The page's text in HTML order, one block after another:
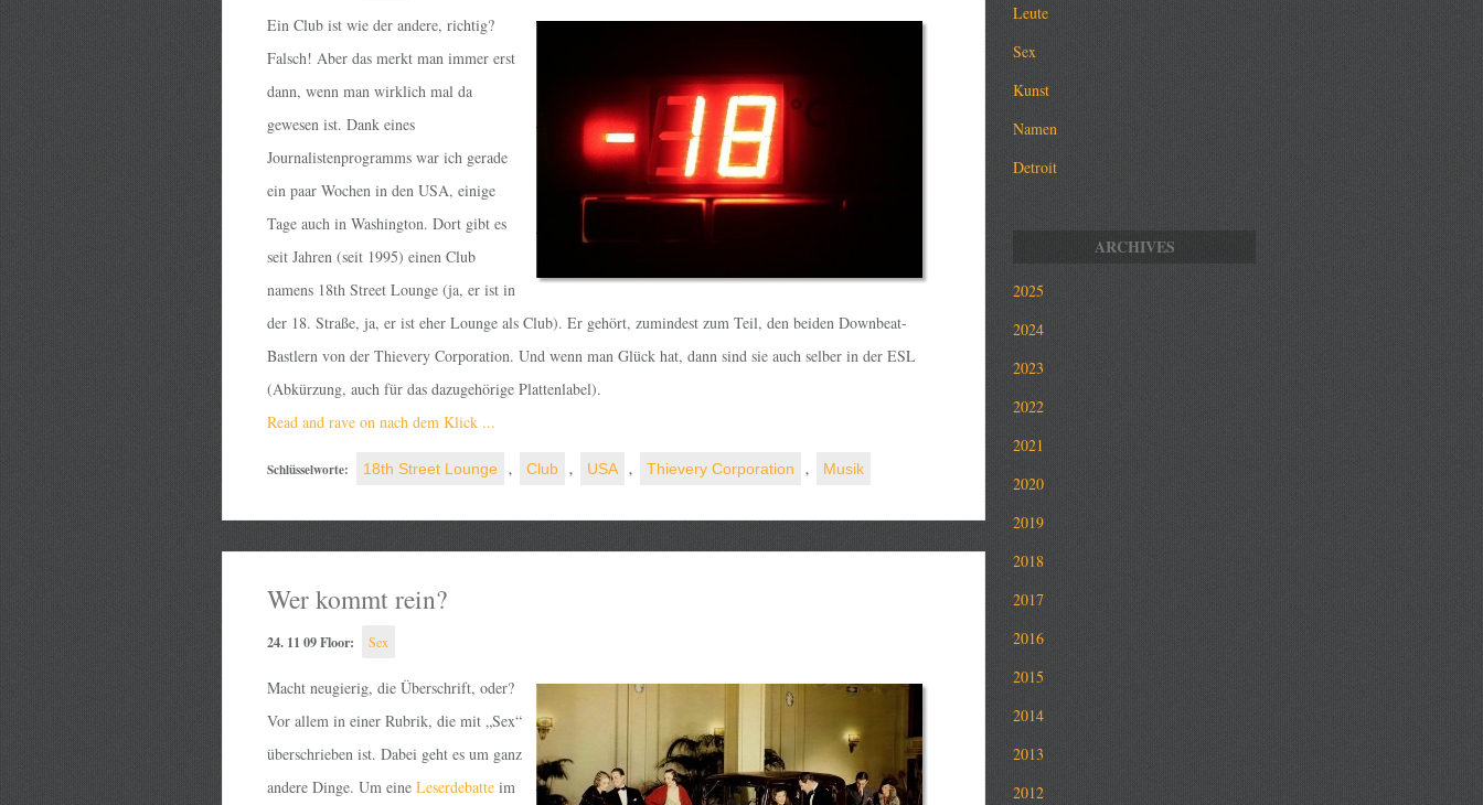
Ein Club ist wie der andere, richtig?
Falsch! Aber das merkt man immer erst
dann, wenn man wirklich mal da
gewesen ist. Dank eines
Journalistenprogramms war ich gerade
ein paar Wochen in den USA, einige
Tage auch in Washington. Dort gibt es
seit Jahren (seit 1995) einen Club
namens 18th Street Lounge (ja, er ist in
der 18. Straße, ja, er ist eher Lounge als Club). Er gehört, zumindest zum Teil, den beiden Downbeat-
Bastlern von der Thievery Corporation. Und wenn man Glück hat, dann sind sie auch selber in der ESL
(Abkürzung, auch für das dazugehörige Plattenlabel).
Read and rave on nach dem Klick ...
Schlüsselworte: 18th Street Lounge , Club , USA , Thievery Corporation , Musik
Wer kommt rein?
24. 11 09 Floor: Sex
Macht neugierig, die Überschrift, oder?
Vor allem in einer Rubrik, die mit „Sex“
überschrieben ist. Dabei geht es um ganz
andere Dinge. Um eine Leserdebatte im
Leute
Sex
Kunst
Namen
Detroit
2025
2024
2023
2022
2021
2020
2019
2018
2017
2016
2015
2014
2013
2012